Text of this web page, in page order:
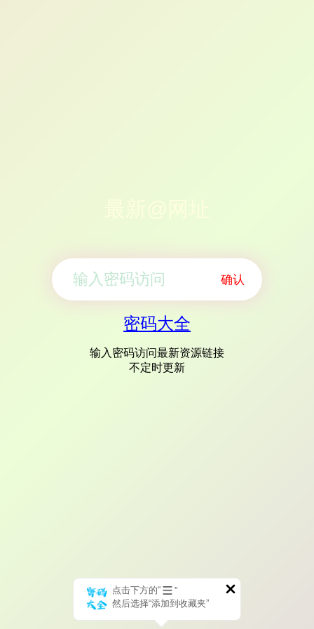
确认
密码大全
输入密码访问最新资源链接
不定时更新
点击下方的“
”
然后选择“添加到收藏夹”